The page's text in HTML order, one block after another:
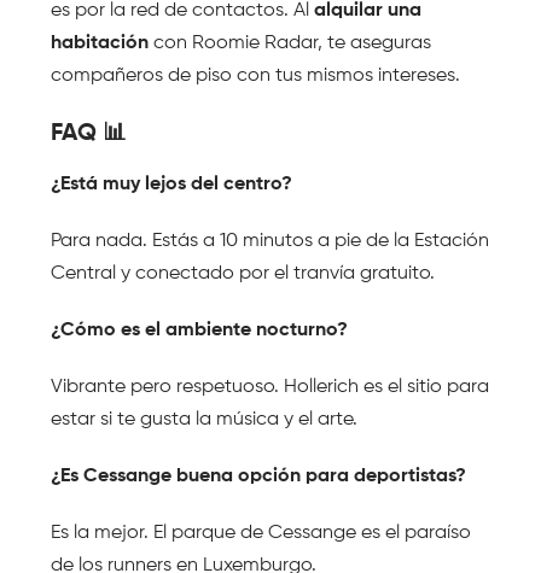
es por la red de contactos. Al alquilar una
habitación con Roomie Radar, te aseguras
compañeros de piso con tus mismos intereses.
FAQ 📊
¿Está muy lejos del centro?
Para nada. Estás a 10 minutos a pie de la Estación
Central y conectado por el tranvía gratuito.
¿Cómo es el ambiente nocturno?
Vibrante pero respetuoso. Hollerich es el sitio para
estar si te gusta la música y el arte.
¿Es Cessange buena opción para deportistas?
Es la mejor. El parque de Cessange es el paraíso
de los runners en Luxemburgo.